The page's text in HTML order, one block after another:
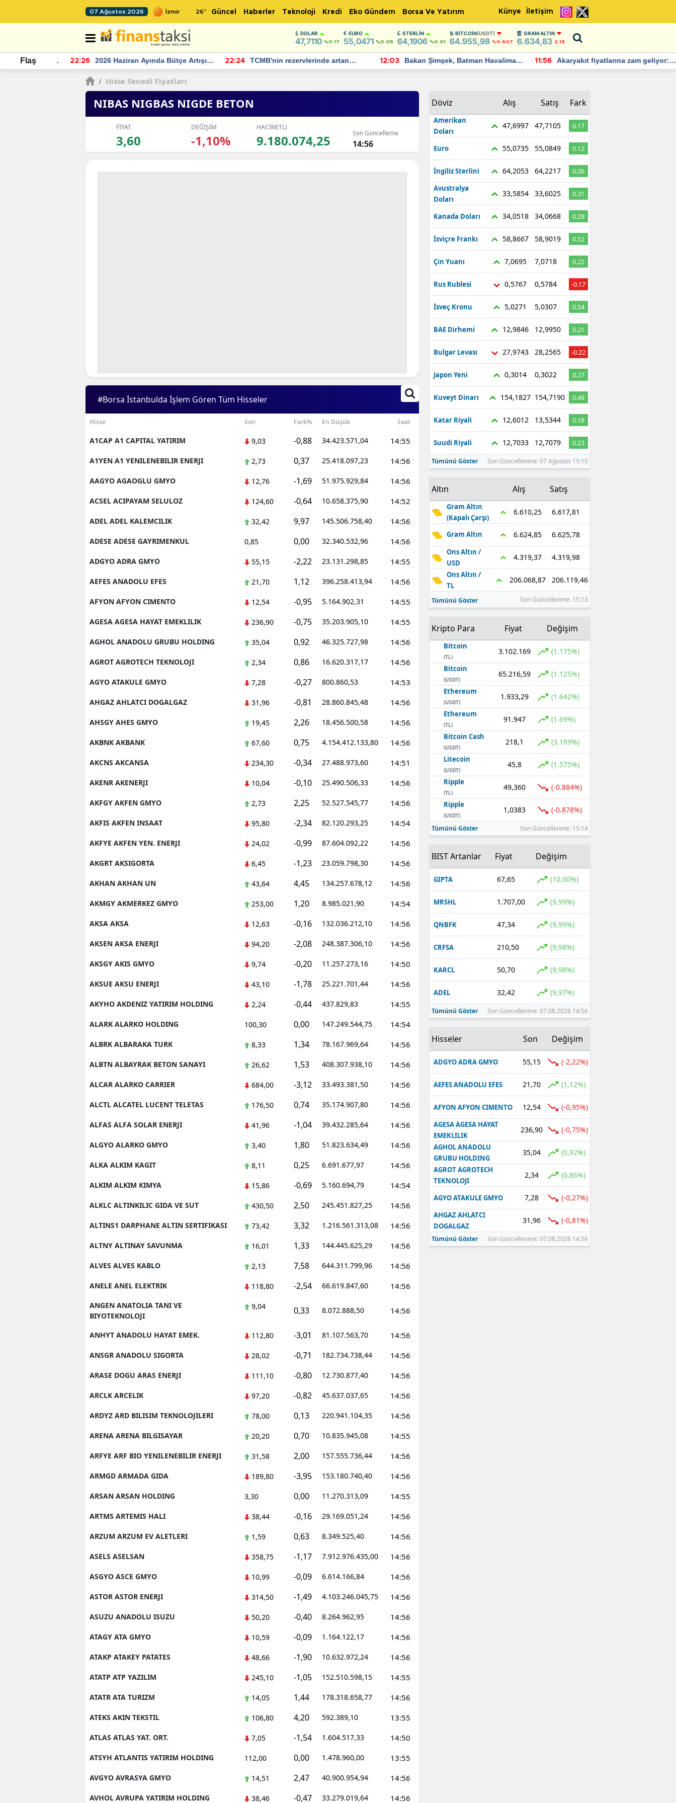
07 Ağustos 2026 26° Güncel Haberler Teknoloji Kredi Eko Gündem Borsa Ve Yatırım Künye İletişim
DOLAR
47,7110 %0.17
EURO
55,0471 %0.05
STERLIN
64,1906 %0.01
BITCOIN(USDT)
64.955,98 %0.607
GRAM ALTIN
6.634,83 2,19
Flaş 22:26
2026 Haziran Ayında Bütçe Artışı
Yaşandı
22:24
TCMB'nin rezervlerinde artan
momentum devam ediyor
12:03
Bakan Şimşek, Batman Havalimanı
için umut verici açıklamalarda
11:56
Akaryakıt fiyatlarına zam geliyor:
Yeni tarih açıklandı
/ Hisse Senedi Fiyatları
NIBAS NIGBAS NIGDE BETON
FİYAT
3,60
DEĞİŞİM
-1,10%
HACİM(TL)
9.180.074,25 Son Güncelleme
14:56
#Borsa İstanbulda İşlem Gören Tüm Hisseler
Hisse Son Fark% En Düşük Saat
A1CAP A1 CAPITAL YATIRIM 9,03 -0,88 34.423.571,04 14:55
A1YEN A1 YENILENEBILIR ENERJI 2,73 0,37 25.418.097,23 14:56
AAGYO AGAOGLU GMYO 12,76 -1,69 51.975.929,84 14:56
ACSEL ACIPAYAM SELULOZ 124,60 -0,64 10.658.375,90 14:52
ADEL ADEL KALEMCILIK 32,42 9,97 145.506.758,40 14:56
ADESE ADESE GAYRIMENKUL 0,85 0,00 32.340.532,96 14:56
ADGYO ADRA GMYO 55,15 -2,22 23.131.298,85 14:55
AEFES ANADOLU EFES 21,70 1,12 396.258.413,94 14:56
AFYON AFYON CIMENTO 12,54 -0,95 5.164.902,31 14:55
AGESA AGESA HAYAT EMEKLILIK 236,90 -0,75 35.203.905,10 14:55
AGHOL ANADOLU GRUBU HOLDING 35,04 0,92 46.325.727,98 14:56
AGROT AGROTECH TEKNOLOJI 2,34 0,86 16.620.317,17 14:56
AGYO ATAKULE GMYO 7,28 -0,27 800.860,53 14:53
AHGAZ AHLATCI DOGALGAZ 31,96 -0,81 28.860.845,48 14:56
AHSGY AHES GMYO 19,45 2,26 18.456.500,58 14:56
AKBNK AKBANK 67,60 0,75 4.154.412.133,80 14:56
AKCNS AKCANSA 234,30 -0,34 27.488.973,60 14:51
AKENR AKENERJI 10,04 -0,10 25.490.506,33 14:56
AKFGY AKFEN GMYO 2,73 2,25 52.527.545,77 14:56
AKFIS AKFEN INSAAT 95,80 -2,34 82.120.293,25 14:54
AKFYE AKFEN YEN. ENERJI 24,02 -0,99 87.604.092,22 14:56
AKGRT AKSIGORTA 6,45 -1,23 23.059.798,30 14:56
AKHAN AKHAN UN 43,64 4,45 134.257.678,12 14:56
AKMGY AKMERKEZ GMYO 253,00 1,20 8.985.021,90 14:54
AKSA AKSA 12,63 -0,16 132.036.212,10 14:56
AKSEN AKSA ENERJI 94,20 -2,08 248.387.306,10 14:56
AKSGY AKIS GMYO 9,74 -0,20 11.257.273,16 14:50
AKSUE AKSU ENERJI 43,10 -1,78 25.221.701,44 14:56
AKYHO AKDENIZ YATIRIM HOLDING 2,24 -0,44 437.829,83 14:55
ALARK ALARKO HOLDING 100,30 0,00 147.249.544,75 14:54
ALBRK ALBARAKA TURK 8,33 1,34 78.167.969,64 14:56
ALBTN ALBAYRAK BETON SANAYI 26,62 1,53 408.307.938,10 14:56
ALCAR ALARKO CARRIER 684,00 -3,12 33.493.381,50 14:56
ALCTL ALCATEL LUCENT TELETAS 176,50 0,74 35.174.907,80 14:56
ALFAS ALFA SOLAR ENERJI 41,96 -1,04 39.432.285,64 14:56
ALGYO ALARKO GMYO 3,40 1,80 51.823.634,49 14:56
ALKA ALKIM KAGIT 8,11 0,25 6.691.677,97 14:56
ALKIM ALKIM KIMYA 15,86 -0,69 5.160.694,79 14:54
ALKLC ALTINKILIC GIDA VE SUT 430,50 2,50 245.451.827,25 14:56
ALTINS1 DARPHANE ALTIN SERTIFIKASI 73,42 3,32 1.216.561.313,08 14:56
ALTNY ALTINAY SAVUNMA 16,01 1,33 144.445.625,29 14:56
ALVES ALVES KABLO 2,13 7,58 644.311.799,96 14:56
ANELE ANEL ELEKTRIK 118,80 -2,54 66.619.847,60 14:56
ANGEN ANATOLIA TANI VE
BIYOTEKNOLOJI
9,04 0,33 8.072.888,50 14:56
ANHYT ANADOLU HAYAT EMEK. 112,80 -3,01 81.107.563,70 14:56
ANSGR ANADOLU SIGORTA 28,02 -0,71 182.734.738,44 14:56
ARASE DOGU ARAS ENERJI 111,10 -0,80 12.730.877,40 14:56
ARCLK ARCELIK 97,20 -0,82 45.637.037,65 14:56
ARDYZ ARD BILISIM TEKNOLOJILERI 78,00 0,13 220.941.104,35 14:56
ARENA ARENA BILGISAYAR 20,20 0,70 10.835.945,08 14:55
ARFYE ARF BIO YENILENEBILIR ENERJI 31,58 2,00 157.555.736,44 14:56
ARMGD ARMADA GIDA 189,80 -3,95 153.180.740,40 14:56
ARSAN ARSAN HOLDING 3,30 0,00 11.270.313,09 14:55
ARTMS ARTEMIS HALI 38,44 -0,16 29.169.051,24 14:56
ARZUM ARZUM EV ALETLERI 1,59 0,63 8.349.525,40 14:56
ASELS ASELSAN 358,75 -1,17 7.912.976.435,00 14:56
ASGYO ASCE GMYO 10,99 -0,09 6.614.166,84 14:56
ASTOR ASTOR ENERJI 314,50 -1,49 4.103.246.045,75 14:56
ASUZU ANADOLU ISUZU 50,20 -0,40 8.264.962,95 14:56
ATAGY ATA GMYO 10,59 -0,09 1.164.122,17 14:56
ATAKP ATAKEY PATATES 48,66 -1,90 10.632.972,24 14:56
ATATP ATP YAZILIM 245,10 -1,05 152.510.598,15 14:55
ATATR ATA TURIZM 14,05 1,44 178.318.658,77 14:56
ATEKS AKIN TEKSTIL 106,80 4,20 592.389,10 13:55
ATLAS ATLAS YAT. ORT. 7,05 -1,54 1.604.517,33 14:50
ATSYH ATLANTIS YATIRIM HOLDING 112,00 0,00 1.478.960,00 13:55
AVGYO AVRASYA GMYO 14,51 2,47 40.900.954,94 14:56
AVHOL AVRUPA YATIRIM HOLDING 38,46 -0,47 33.279.019,64 14:56
Döviz Alış Satış Fark
Amerikan
Doları
47,6997 47,7105 0.17
Euro 55,0735 55,0849 0.12
İngiliz Sterlini 64,2053 64,2217
0.06
Avustralya
Doları
33,5854 33,6025 0.31
Kanada Doları 34,0518 34,0668 0.28
İsviçre Frankı 58,8667 58,9019 0.52
Çin Yuanı 7,0695 7,0718 0.22
Rus Rublesi 0,5767 0,5784 -0.17
İsveç Kronu 5,0271 5,0307 0.54
BAE Dirhemi 12,9846 12,9950 0.21
Bulgar Levası 27,9743 28,2565 -0.22
Japon Yeni 0,3014 0,3022 0.27
Kuveyt Dinarı 154,1827 154,7190 0.49
Katar Riyali 12,6012 13,5344 0.18
Suudi Riyali 12,7033 12,7079 0.23
Tümünü Göster Son Güncellenme: 07 Ağustos 15:10
Altın Alış Satış
Gram Altın
(Kapalı Çarşı)
6.610,25 6.617,81
Gram Altın 6.624,85 6.625,78
Ons Altın /
USD
4.319,37 4.319,98
Ons Altın /
TL
206.068,87 206.119,46
Tümünü Göster Son Güncellenme: 15:13
Kripto Para Fiyat Değişim
Bitcoin
(TL)
3.102.169 (1.175%)
Bitcoin
(USDT)
65.216,59 (1.125%)
Ethereum
(USDT)
1.933,29 (1.642%)
Ethereum
(TL)
91.947 (1.69%)
Bitcoin Cash
(USDT)
218,1 (3.169%)
Litecoin
(USDT)
45,8 (1.575%)
Ripple
(TL)
49,360 (-0.884%)
Ripple
(USDT)
1,0383 (-0.878%)
Tümünü Göster Son Güncellenme: 15:14
BIST Artanlar Fiyat Değişim
GIPTA 67,65 (10,00%)
MRSHL 1.707,00 (9,99%)
QNBFK 47,34 (9,99%)
CRFSA 210,50 (9,98%)
KARCL 50,70 (9,98%)
ADEL 32,42 (9,97%)
Tümünü Göster Son Güncellenme: 07.08.2026 14:56
Hisseler Son Değişim
ADGYO ADRA GMYO 55,15 (-2,22%)
AEFES ANADOLU EFES 21,70 (1,12%)
AFYON AFYON CIMENTO 12,54 (-0,95%)
AGESA AGESA HAYAT
EMEKLILIK
236,90 (-0,75%)
AGHOL ANADOLU
GRUBU HOLDING
35,04 (0,92%)
AGROT AGROTECH
TEKNOLOJI
2,34 (0,86%)
AGYO ATAKULE GMYO 7,28 (-0,27%)
AHGAZ AHLATCI
DOGALGAZ
31,96 (-0,81%)
Tümünü Göster Son Güncellenme: 07.08.2026 14:56